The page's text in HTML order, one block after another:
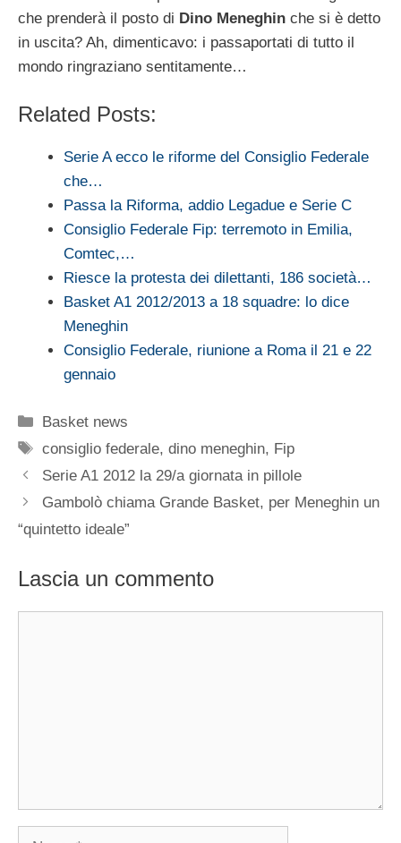
che prenderà il posto di Dino Meneghin che si è detto
in uscita? Ah, dimenticavo: i passaportati di tutto il
mondo ringraziano sentitamente…
Related Posts:
Serie A ecco le riforme del Consiglio Federale
che…
Passa la Riforma, addio Legadue e Serie C
Consiglio Federale Fip: terremoto in Emilia,
Comtec,…
Riesce la protesta dei dilettanti, 186 società…
Basket A1 2012/2013 a 18 squadre: lo dice
Meneghin
Consiglio Federale, riunione a Roma il 21 e 22
gennaio
Categorie
Basket news
Tag
consiglio federale,dino meneghin, Fip
Serie A1 2012 la 29/a giornata in pillole
Gambolò chiama Grande Basket, per Meneghin un
“quintetto ideale”
Lascia un commento